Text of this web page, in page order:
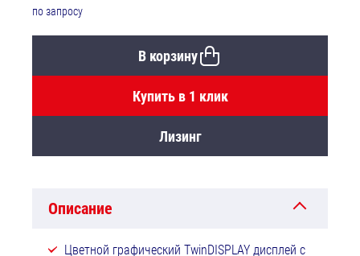
по запросу
В корзину
Купить в 1 клик
Лизинг
Описание
Цветной графический TwinDISPLAY дисплей с